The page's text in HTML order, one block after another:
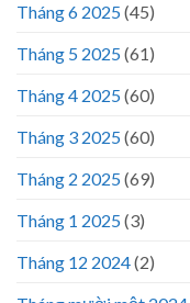
Tháng 6 2025(45)
Tháng 5 2025(61)
Tháng 4 2025(60)
Tháng 3 2025(60)
Tháng 2 2025(69)
Tháng 1 2025(3)
Tháng 12 2024(2)